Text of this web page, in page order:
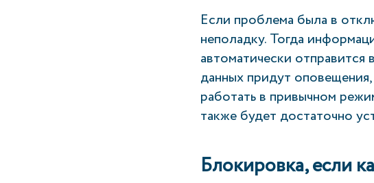
Если проблема была в
неполадку. Тогда
автоматически
данных придут
работать в привычном
также будет достаточно
Блокировка, если